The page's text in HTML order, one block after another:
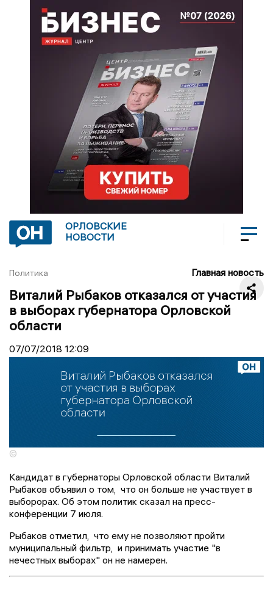
ОРЛОВСКИЕ
НОВОСТИ
Политика Главная новость
Виталий Рыбаков отказался от участия
в выборах губернатора Орловской
области
07/07/2018 12:09
©
Кандидат в губернаторы Орловской области Виталий
Рыбаков объявил о том, что он больше не участвует в
выборорах. Об этом политик сказал на пресс-
конференции 7 июля.
Рыбаков отметил, что ему не позволяют пройти
муниципальный фильтр, и принимать участие "в
нечестных выборах" он не намерен.